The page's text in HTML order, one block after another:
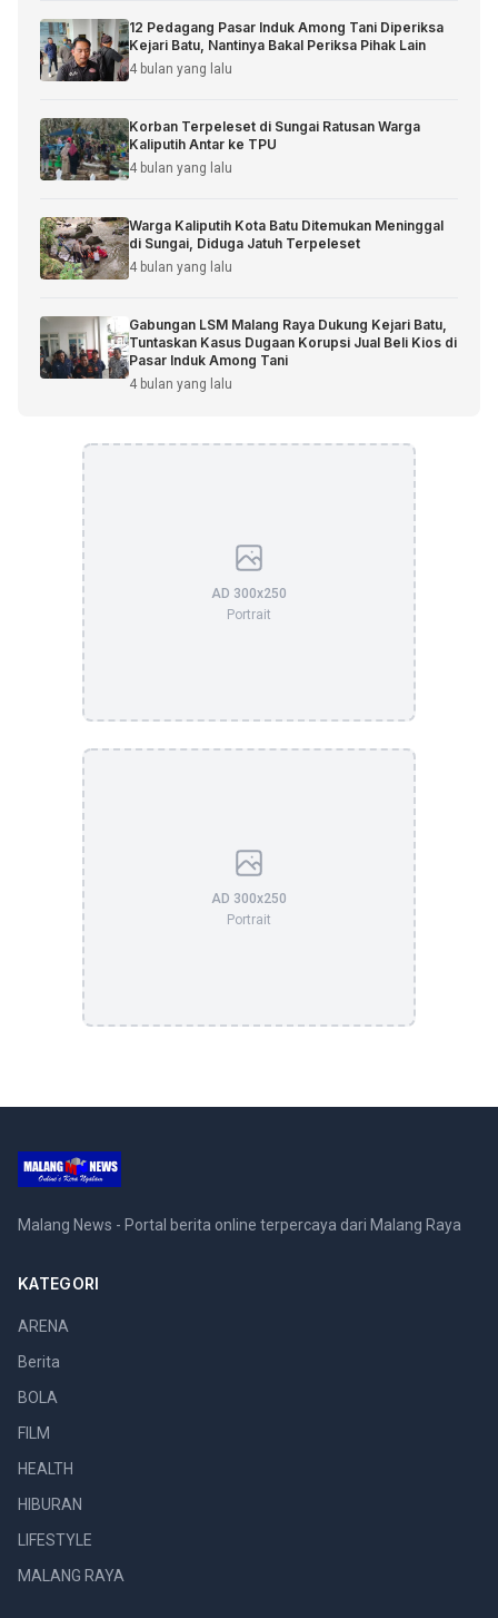
12 Pedagang Pasar Induk Among Tani Diperiksa
Kejari Batu, Nantinya Bakal Periksa Pihak Lain
4 bulan yang lalu
Korban Terpeleset di Sungai Ratusan Warga
Kaliputih Antar ke TPU
4 bulan yang lalu
Warga Kaliputih Kota Batu Ditemukan Meninggal
di Sungai, Diduga Jatuh Terpeleset
4 bulan yang lalu
Gabungan LSM Malang Raya Dukung Kejari Batu,
Tuntaskan Kasus Dugaan Korupsi Jual Beli Kios di
Pasar Induk Among Tani
4 bulan yang lalu
AD 300x250
Portrait
AD 300x250
Portrait
Malang News - Portal berita online terpercaya dari Malang Raya
KATEGORI
ARENA
Berita
BOLA
FILM
HEALTH
HIBURAN
LIFESTYLE
MALANG RAYA